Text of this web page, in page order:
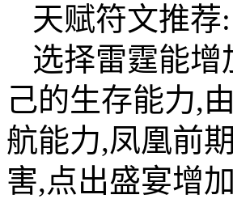
天赋符文推荐:
选择雷霆能
己的生存能力,
航能力,凤凰前
害,点出盛宴增